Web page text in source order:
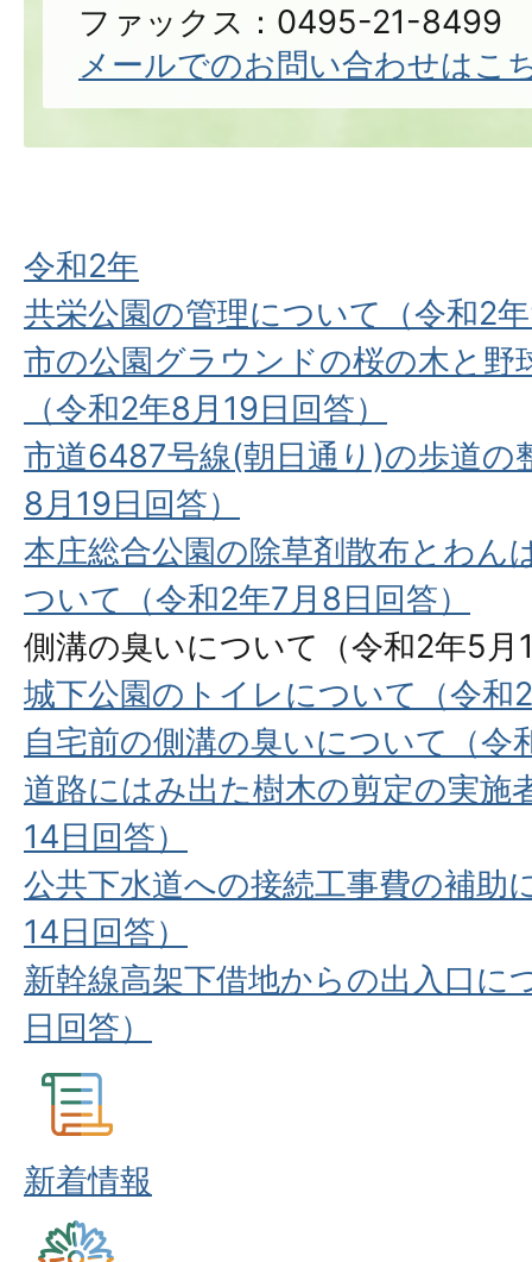
ファックス：0495-21-8499
メールでのお問い合わせはこ
令和2年
共栄公園の管理について（令和2
市の公園グラウンドの桜の木と野
（令和2年8月19日回答）
市道6487号線(朝日通り)の歩道の
8月19日回答）
本庄総合公園の除草剤散布とわん
ついて（令和2年7月8日回答）
側溝の臭いについて（令和2年5⽉
城下公園のトイレについて（令和
自宅前の側溝の臭いについて（令
道路にはみ出た樹木の剪定の実施
14日回答）
公共下水道への接続工事費の補助
14日回答）
新幹線高架下借地からの出入口に
日回答）
新着情報